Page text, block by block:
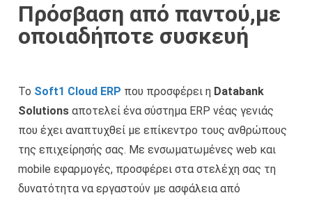
Πρόσβαση από παντού,με
οποιαδήποτε συσκευή
Το Soft1 Cloud ERP που προσφέρει η Databank
Solutions αποτελεί ένα σύστημα ERP νέας γενιάς
που έχει αναπτυχθεί με επίκεντρο τους ανθρώπους
της επιχείρησής σας. Με ενσωματωμένες web και
mobile εφαρμογές, προσφέρει στα στελέχη σας τη
δυνατότητα να εργαστούν με ασφάλεια από